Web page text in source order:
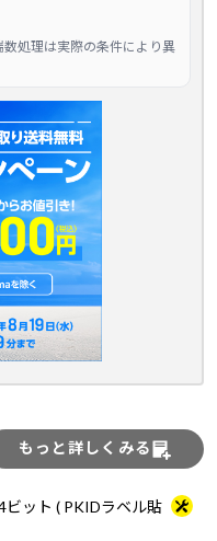
処理は実際の条件により異
もっと詳しくみる
ット ( PKIDラベル貼